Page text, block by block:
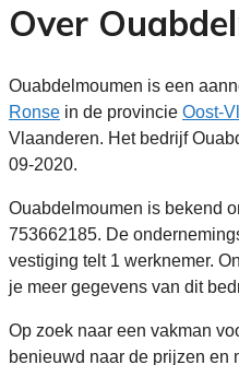
Over
Ouabdelmoumen is een
Ronse in de provincie Oost-
Vlaanderen. Het bedrijf
09-2020.
Ouabdelmoumen is bekend
753662185. De
vestiging telt 1 werknemer.
je meer gegevens van dit
Op zoek naar een vakman
benieuwd naar de prijzen en